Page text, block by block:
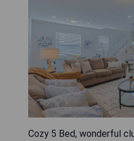
Cozy 5 Bed, wonderful